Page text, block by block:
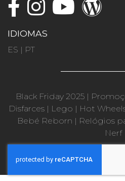
IDIOMAS
ES | PT
Black Friday 2025 |
Disfarces| Lego | Hot
Bebé Reborn | Relógios
Nerf